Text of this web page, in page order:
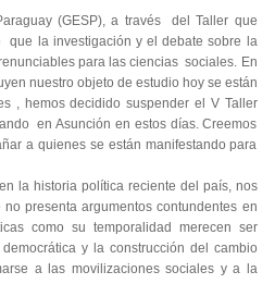
(GESP), a través del Taller que
que la investigación y el debate sobre la
para las ciencias sociales. En
nuestro objeto de estudio hoy se están
, hemos decidido suspender el V Taller
en Asunción en estos días. Creemos
a quienes se están manifestando para
historia política reciente del país, nos
presenta argumentos contundentes en
como su temporalidad merecen ser
y la construcción del cambio
a las movilizaciones sociales y a la